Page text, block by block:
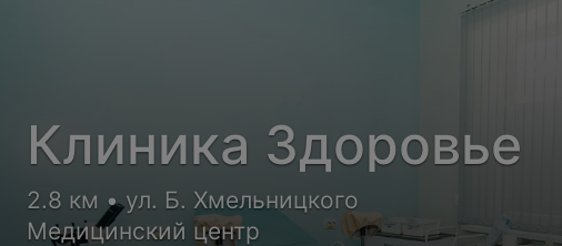
Клиника Здоровье
2.8 км • ул. Б. Хмельницкого
Медицинский центр